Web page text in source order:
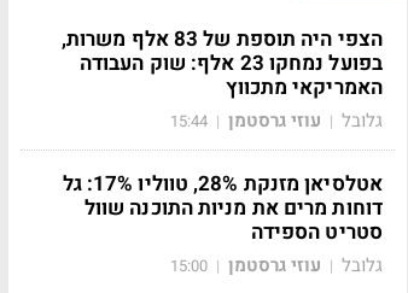
הצפי היה תוספת של 83 אלף משרות,
בפועל נמחקו 23 אלף: שוק העבודה
האמריקאי מתכווץ
גלובל | עוזי גרסטמן |
15:44
אטלסיאן מזנקת 28%, טווליו 17%: גל
דוחות מרים את מניות התוכנה שוול
סטריט הספידה
גלובל | עוזי גרסטמן |
15:00